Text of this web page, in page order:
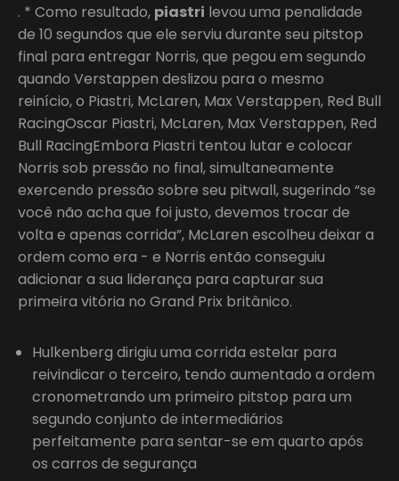
. * Como resultado, piastri levou uma penalidade
de 10 segundos que ele serviu durante seu pitstop
final para entregar Norris, que pegou em segundo
quando Verstappen deslizou para o mesmo
reinício, o Piastri, McLaren, Max Verstappen, Red Bull
RacingOscar Piastri, McLaren, Max Verstappen, Red
Bull RacingEmbora Piastri tentou lutar e colocar
Norris sob pressão no final, simultaneamente
exercendo pressão sobre seu pitwall, sugerindo “se
você não acha que foi justo, devemos trocar de
volta e apenas corrida”, McLaren escolheu deixar a
ordem como era - e Norris então conseguiu
adicionar a sua liderança para capturar sua
primeira vitória no Grand Prix britânico.
Hulkenberg dirigiu uma corrida estelar para
reivindicar o terceiro, tendo aumentado a ordem
cronometrando um primeiro pitstop para um
segundo conjunto de intermediários
perfeitamente para sentar-se em quarto após
os carros de segurança